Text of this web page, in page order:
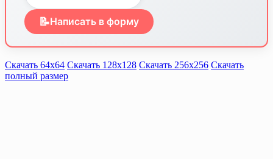
📝Написать в форму
Скачать 64х64 Скачать 128х128 Скачать 256х256 Скачать
полный размер